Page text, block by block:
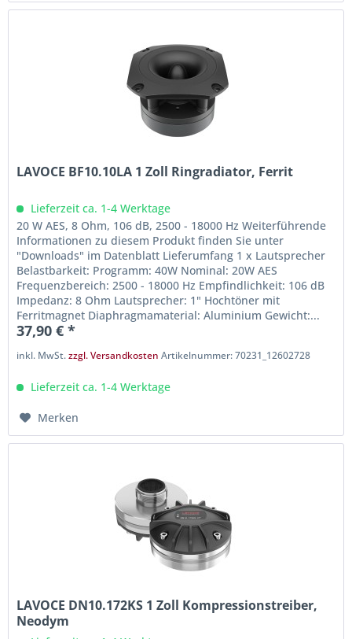
LAVOCE BF10.10LA 1 Zoll Ringradiator, Ferrit
Lieferzeit ca. 1-4 Werktage
20 W AES, 8 Ohm, 106 dB, 2500 - 18000 Hz Weiterführende
Informationen zu diesem Produkt finden Sie unter
"Downloads" im Datenblatt Lieferumfang 1 x Lautsprecher
Belastbarkeit: Programm: 40W Nominal: 20W AES
Frequenzbereich: 2500 - 18000 Hz Empfindlichkeit: 106 dB
Impedanz: 8 Ohm Lautsprecher: 1" Hochtöner mit
Ferritmagnet Diaphragmamaterial: Aluminium Gewicht:...
37,90 € *
inkl. MwSt.zzgl. Versandkosten Artikelnummer: 70231_12602728
Lieferzeit ca. 1-4 Werktage
Merken
LAVOCE DN10.172KS 1 Zoll Kompressionstreiber,
Neodym